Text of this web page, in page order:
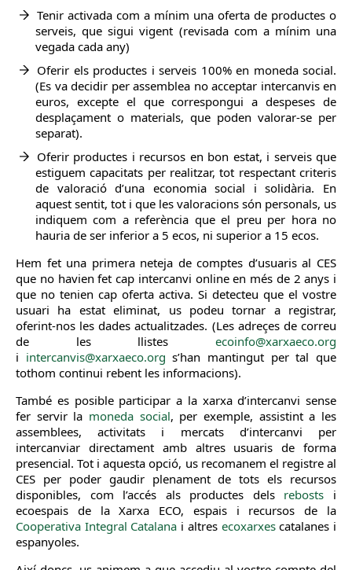
Tenir activada com a mínim una oferta de productes o
serveis, que sigui vigent (revisada com a mínim una
vegada cada any)
Oferir els productes i serveis 100% en moneda social.
(Es va decidir per assemblea no acceptar intercanvis en
euros, excepte el que correspongui a despeses de
desplaçament o materials, que poden valorar-se per
separat).
Oferir productes i recursos en bon estat, i serveis que
estiguem capacitats per realitzar, tot respectant criteris
de valoració d’una economia social i solidària. En
aquest sentit, tot i que les valoracions són personals, us
indiquem com a referència que el preu per hora no
hauria de ser inferior a 5 ecos, ni superior a 15 ecos.
Hem fet una primera neteja de comptes d’usuaris al CES
que no havien fet cap intercanvi online en més de 2 anys i
que no tenien cap oferta activa. Si detecteu que el vostre
usuari ha estat eliminat, us podeu tornar a registrar,
oferint-nos les dades actualitzades. (Les adreçes de correu
de les llistes ecoinfo@xarxaeco.org
i intercanvis@xarxaeco.org s’han mantingut per tal que
tothom continui rebent les informacions).
També es posible participar a la xarxa d’intercanvi sense
fer servir la moneda social, per exemple, assistint a les
assemblees, activitats i mercats d’intercanvi per
intercanviar directament amb altres usuaris de forma
presencial. Tot i aquesta opció, us recomanem el registre al
CES per poder gaudir plenament de tots els recursos
disponibles, com l’accés als productes dels rebosts i
ecoespais de la Xarxa ECO, espais i recursos de la
Cooperativa Integral Catalana i altres ecoxarxescatalanes i
espanyoles.